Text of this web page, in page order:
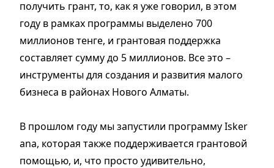
получить грант, то, как я уже говорил, в этом
году в рамках программы выделено 700
миллионов тенге, и грантовая поддержка
составляет сумму до 5 миллионов. Все это –
инструменты для создания и развития малого
бизнеса в районах Нового Алматы.
В прошлом году мы запустили программу Isker
ana, которая также поддерживается грантовой
помощью, и, что просто удивительно,